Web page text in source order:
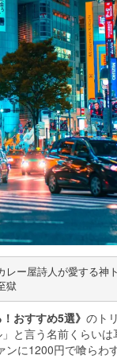
レー屋詩人が愛する
獄
おすすめ5選》 のト
と言う名前くらい
に1200円で喰らわ